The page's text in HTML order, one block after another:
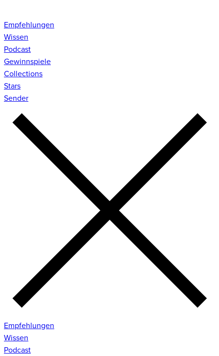
Empfehlungen
Wissen
Podcast
Gewinnspiele
Collections
Stars
Sender
Empfehlungen
Wissen
Podcast